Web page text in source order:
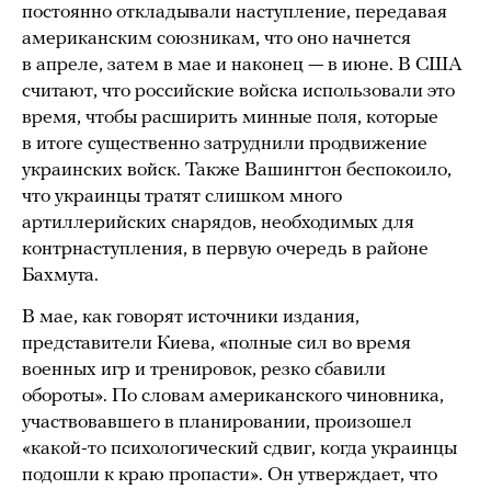
постоянно откладывали наступление, передавая
американским союзникам, что оно начнется
в апреле, затем в мае и наконец — в июне. В США
считают, что российские войска использовали это
время, чтобы расширить минные поля, которые
в итоге существенно затруднили продвижение
украинских войск. Также Вашингтон беспокоило,
что украинцы тратят слишком много
артиллерийских снарядов, необходимых для
контрнаступления, в первую очередь в районе
Бахмута.
В мае, как говорят источники издания,
представители Киева, «полные сил во время
военных игр и тренировок, резко сбавили
обороты». По словам американского чиновника,
участвовавшего в планировании, произошел
«какой-то психологический сдвиг, когда украинцы
подошли к краю пропасти». Он утверждает, что